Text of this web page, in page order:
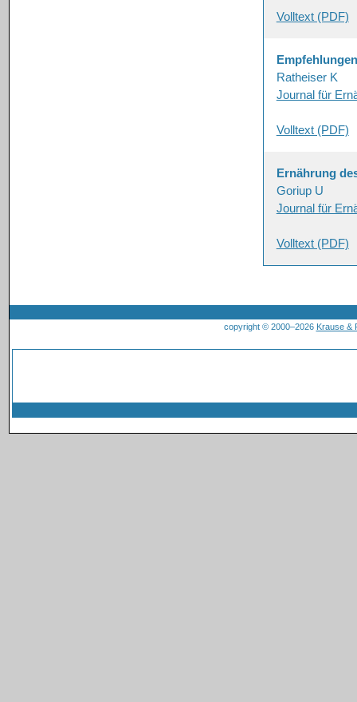
Volltext (PDF)
Ratheiser K
Journal für
Volltext (PDF)
Ernährung
Goriup U
Journal für
Volltext (PDF)
copyright © 2000–2026 Krause &